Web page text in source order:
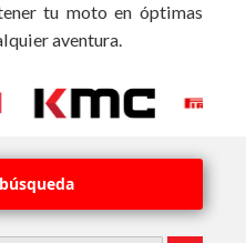
tu moto en óptimas
aventura.